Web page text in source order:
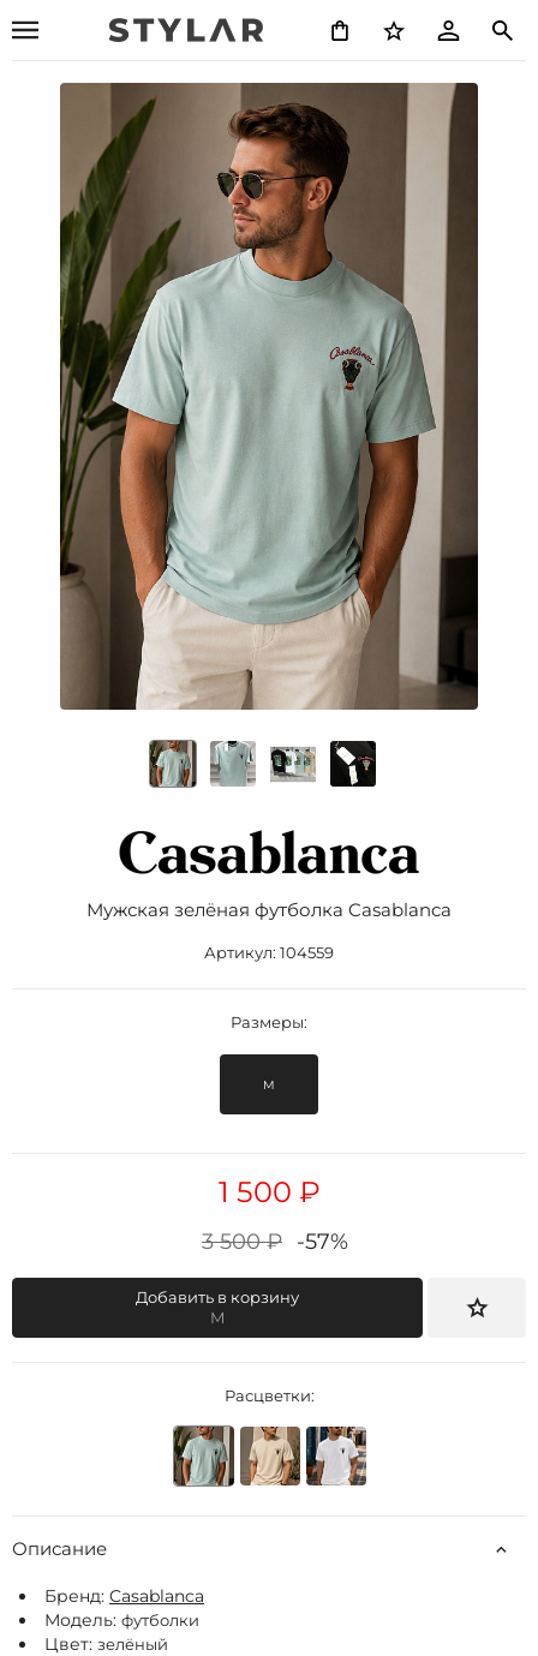
Мужская зелёная футболка Casablanca
Артикул: 104559
Размеры:
M
1 500 ₽
3 500 ₽ -57%
Добавить в корзину
M
Расцветки:
Описание
Бренд: Casablanca
Модель: футболки
Цвет: зелёный